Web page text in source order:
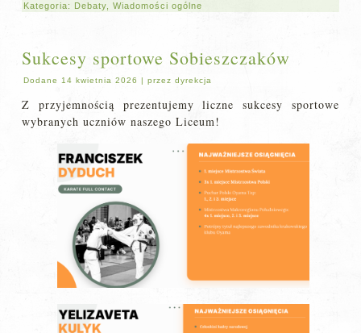
Kategoria: Debaty ,Wiadomości ogólne
Sukcesy sportowe Sobieszczaków
Dodane 14 kwietnia 2026 |przez dyrekcja
Z przyjemnością prezentujemy liczne sukcesy sportowe
wybranych uczniów naszego Liceum!